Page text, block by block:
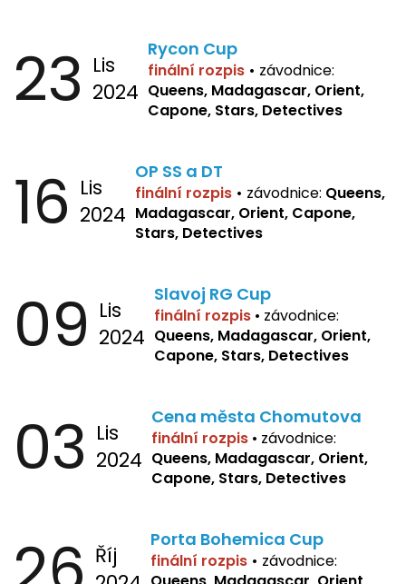
23 Lis
2024
Rycon Cup
finální rozpis • závodnice:
Queens, Madagascar, Orient,
Capone, Stars, Detectives
16 Lis
2024
OP SS a DT
finální rozpis • závodnice: Queens,
Madagascar, Orient, Capone,
Stars, Detectives
09 Lis
2024
Slavoj RG Cup
finální rozpis • závodnice:
Queens, Madagascar, Orient,
Capone, Stars, Detectives
03 Lis
2024
Cena města Chomutova
finální rozpis • závodnice:
Queens, Madagascar, Orient,
Capone, Stars, Detectives
Říj
Porta Bohemica Cup
finální rozpis • závodnice: